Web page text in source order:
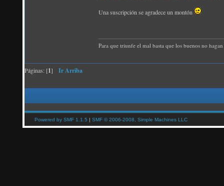
Una suscripción se agradece un montón
Para que triunfe el mal basta que los buenos no
Páginas: [1] Ir Arriba
Powered by SMF 1.1.5 | SMF © 2006-2008, Simple Machines LLC